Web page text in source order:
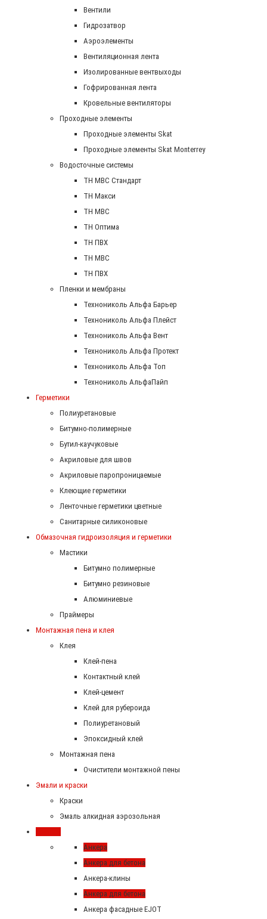
Вентили
Гидрозатвор
Аэроэлементы
Вентиляционная лента
Изолированные вентвыходы
Гофрированная лента
Кровельные вентиляторы
Проходные элементы
Проходные элементы Skat
Проходные элементы Skat Monterrey
Водосточные системы
TH MBC Стандарт
TH Макси
TH МВС
TH Оптима
TH ПВХ
ТН МВС
ТН ПВХ
Пленки и мембраны
Технониколь Альфа Барьер
Технониколь Альфа Плейст
Технониколь Альфа Вент
Технониколь Альфа Протект
Технониколь Альфа Топ
Технониколь АльфаПайп
Герметики
Полиуретановые
Битумно-полимерные
Бутил-каучуковые
Акриловые для швов
Акриловые паропроницаемые
Клеющие герметики
Ленточные герметики цветные
Санитарные силиконовые
Обмазочная гидроизоляция и герметики
Мастики
Битумно полимерные
Битумно резиновые
Алюминиевые
Праймеры
Монтажная пена и клея
Клея
Клей-пена
Контактный клей
Клей-цемент
Клей для рубероида
Полиуретановый
Эпоксидный клей
Монтажная пена
Очистители монтажной пены
Эмали и краски
Краски
Эмаль алкидная аэрозольная
Анкера
Анкера для бетона
Анкера-клины
Анкера для бетона
Анкера фасадные EJOT